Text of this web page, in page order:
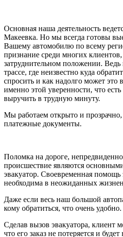
Основная наша деятельность
Макеевка. Но мы всегда готовы
Вашему автомобилю по всему
признание среди многих
затруднительном положении.
трассе, где неизвестно куда
спросить и как надолго может это
именно этой уверенности, что
выручить в трудную минуту.
Мы работаем открыто и
платежные документы.
Поломка на дороге,
происшествие являются
эвакуатор. Своевременная помощь
необходима в неожиданных
Даже если весь наш большой
кому обратиться, что очень удобно.
Сделав вызов эвакуатора, клиент
что его заказ не потеряется и